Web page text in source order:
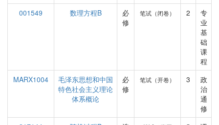
001549
数理方程B
必
修
笔试（闭卷） 2
专
业
基
础
课
程
MARX1004
毛泽东思想和中国
特色社会主义理论
体系概论
必
修
笔试（开卷） 3
政
治
通
修